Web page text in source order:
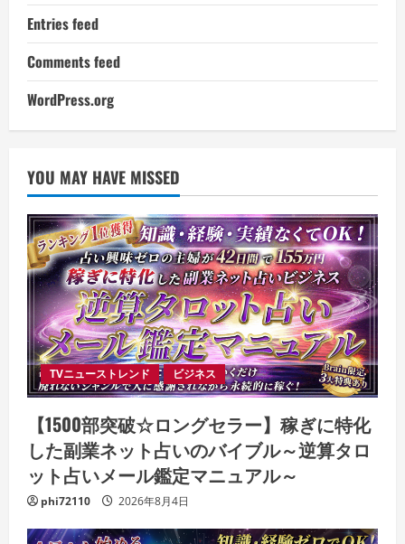
Entries feed
Comments feed
WordPress.org
YOU MAY HAVE MISSED
TVニューストレンド ビジネス
【1500部突破☆ロングセラー】稼ぎに特化
した副業ネット占いのバイブル～逆算タロ
ット占いメール鑑定マニュアル～
phi72110 2026年8月4日